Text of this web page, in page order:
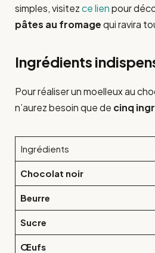
simples, visitezce lienpour
pâtes au fromagequi ravira
Ingrédients
Pour réaliser un moelleux au
n’aurez besoin que de cinq
Ingrédients
Chocolat noir
Beurre
Sucre
Œufs